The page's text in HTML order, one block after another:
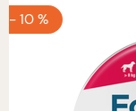
-10 %